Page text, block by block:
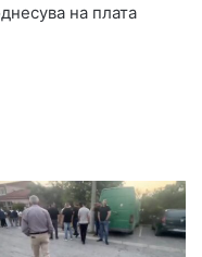
на плата